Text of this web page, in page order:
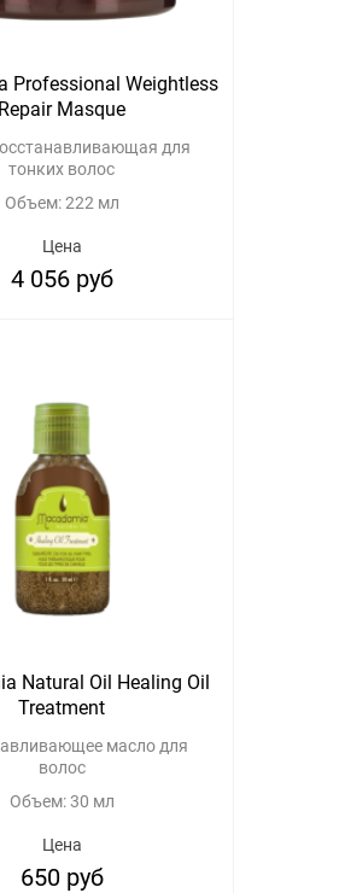
Professional Weightless
Repair Masque
для
тонких волос
Объем: 222 мл
Цена
4 056 руб
Natural Oil Healing Oil
Treatment
масло для
волос
Объем: 30 мл
Цена
650 руб